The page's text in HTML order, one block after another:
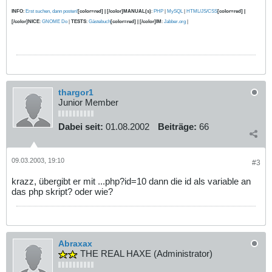
INFO: Erst suchen, dann posten![color=red] | [/color]MANUAL(s): PHP | MySQL | HTML/JS/CSS[color=red] |
[/color]NICE: GNOME Do | TESTS: Gästebuch[color=red] | [/color]IM: Jabber.org |
thargor1
Junior Member
Dabei seit: 01.08.2002 Beiträge: 66
#3
09.03.2003, 19:10
krazz, übergibt er mit ...php?id=10 dann die id als variable an
das php skript? oder wie?
Abraxax
THE REAL HAXE (Administrator)